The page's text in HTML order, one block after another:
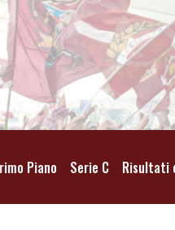
Piano Serie C Risultati